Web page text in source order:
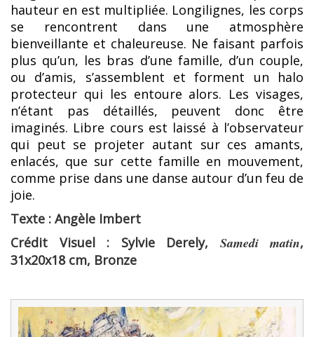
hauteur en est multipliée. Longilignes, les corps
se rencontrent dans une atmosphère
bienveillante et chaleureuse. Ne faisant parfois
plus qu’un, les bras d’une famille, d’un couple,
ou d’amis, s’assemblent et forment un halo
protecteur qui les entoure alors. Les visages,
n’étant pas détaillés, peuvent donc être
imaginés. Libre cours est laissé à l’observateur
qui peut se projeter autant sur ces amants,
enlacés, que sur cette famille en mouvement,
comme prise dans une danse autour d’un feu de
joie.
Texte : Angèle Imbert
Crédit Visuel : Sylvie Derely, Samedi matin,
31x20x18 cm, Bronze